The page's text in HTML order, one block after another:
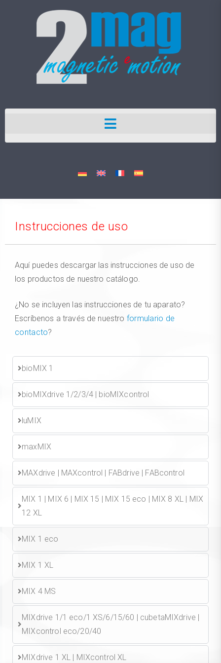
Instrucciones de uso
Aquí puedes descargar las instrucciones de uso de
los productos de nuestro catálogo.
¿No se incluyen las instrucciones de tu aparato?
Escríbenos a través de nuestro formulario de
contacto?
bioMIX 1
bioMIXdrive 1/2/3/4 | bioMIXcontrol
luMIX
maxMIX
MAXdrive | MAXcontrol | FABdrive | FABcontrol
MIX 1 | MIX 6 | MIX 15 | MIX 15 eco | MIX 8 XL | MIX
12 XL
MIX 1 eco
MIX 1 XL
MIX 4 MS
MIXdrive 1/1 eco/1 XS/6/15/60 | cubetaMIXdrive |
MIXcontrol eco/20/40
MIXdrive 1 XL | MIXcontrol XL